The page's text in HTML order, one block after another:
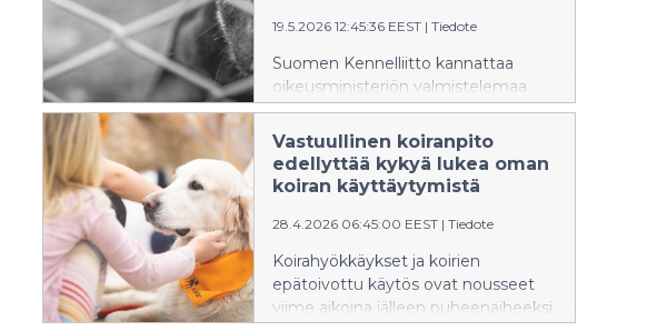
19.5.2026 12:45:36 EEST | Tiedote
Suomen Kennelliitto kannattaa
oikeusministeriön valmistelemaa
säädösesitystä, jonka mukaan
eläintenpitokiellon rikkomista
koskevia seuraamussäännöksiä
tiukennetaan ja ne siirretään
Vastuullinen koiranpito
edellyttää kykyä lukea oman
koiran käyttäytymistä
28.4.2026 06:45:00 EEST | Tiedote
Koirahyökkäykset ja koirien
epätoivottu käytös ovat nousseet
viime aikoina jälleen puheenaiheeksi.